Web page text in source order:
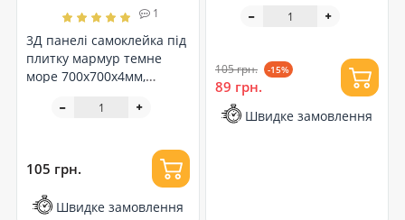
1
3Д панелі самоклейка під
плитку мармур темне
море 700x700x4мм,
панелі (362)
105 грн.
Швидке замовлення
105 грн. -15%
89 грн.
Швидке замовлення